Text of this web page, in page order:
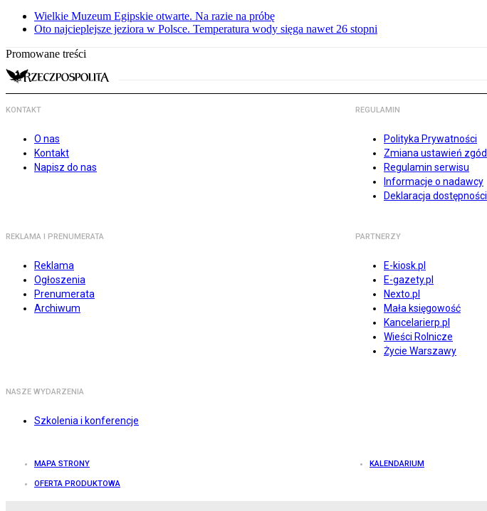
Wielkie Muzeum Egipskie otwarte. Na razie na próbę
Oto najcieplejsze jeziora w Polsce. Temperatura wody sięga nawet 26 stopni
Promowane treści
KONTAKT
O nas
Kontakt
Napisz do nas
REGULAMIN
Polityka Prywatności
Zmiana ustawień zgód
Regulamin serwisu
Informacje o nadawcy
Deklaracja dostępności
REKLAMA I PRENUMERATA
Reklama
Ogłoszenia
Prenumerata
Archiwum
PARTNERZY
E-kiosk.pl
E-gazety.pl
Nexto.pl
Mała księgowość
Kancelarierp.pl
Wieści Rolnicze
Życie Warszawy
NASZE WYDARZENIA
Szkolenia i konferencje
MAPA STRONY KALENDARIUM
OFERTA PRODUKTOWA